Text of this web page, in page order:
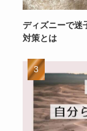
ディズニーで迷
対策とは